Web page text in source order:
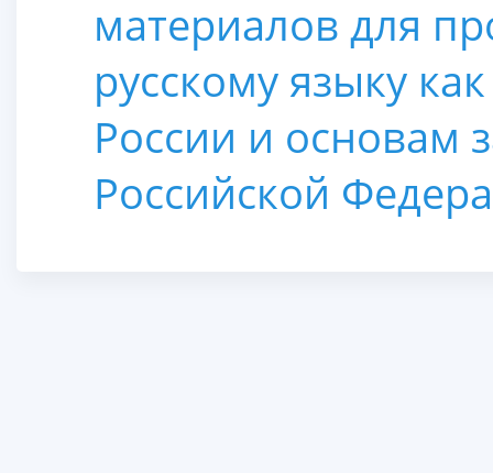
материалов для
русскому языку
России и основам
Российской